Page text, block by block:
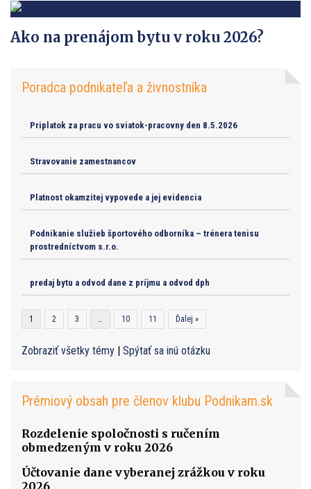
Ako na prenájom bytu v roku 2026?
Poradca podnikateľa a živnostníka
Priplatok za pracu vo sviatok-pracovny den 8.5.2026
Stravovanie zamestnancov
Platnost okamzitej vypovede a jej evidencia
Podnikanie služieb športového odborníka – trénera tenisu
prostredníctvom s.r.o.
predaj bytu a odvod dane z príjmu a odvod dph
1 2 3 10 11 Ďalej »
Zobraziť všetky témy | Spýtať sa inú otázku
Prémiový obsah pre členov klubu Podnikam.sk
Rozdelenie spoločnosti s ručením
obmedzeným v roku 2026
Účtovanie dane vyberanej zrážkou v roku
2026